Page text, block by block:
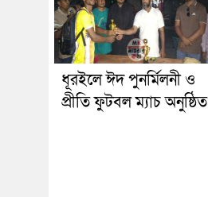
ধূরইলে ঈদ পুনর্মিলনী ও
প্রীতি ফুটবল ম্যাচ অনুষ্ঠিত